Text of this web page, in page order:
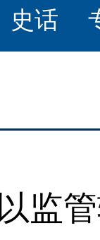
史话
监